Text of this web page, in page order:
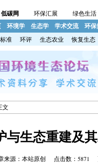
低碳网 环保汇展 绿色生活
环境学 生态学 学术交流 环保
准 环评 生态农业 恢复生态
文
与生态重建及
源：本站原创 点击数：5871